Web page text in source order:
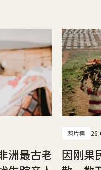
洲最古老
照片集
因刚果